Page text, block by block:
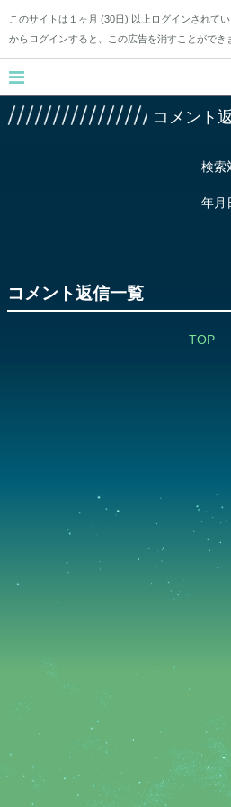
このサイトは１ヶ月 (30日) 以上ログインされて
からログインすると、この広告を消すことができ
コメント
検索
年月
コメント返信一覧
TOP